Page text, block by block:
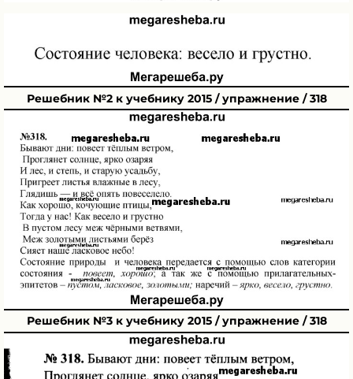
Решебник №2 к учебнику 2015 / упражнение / 318
Решебник №3 к учебнику 2015 / упражнение / 318